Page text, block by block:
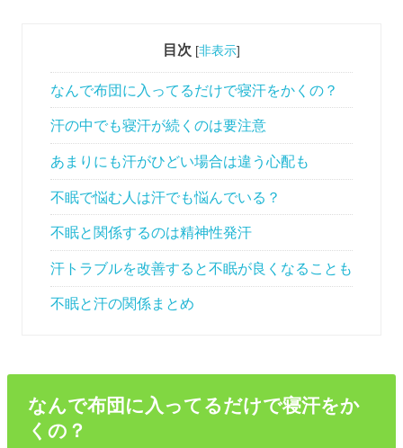
目次 [非表示]
なんで布団に入ってるだけで寝汗をかくの？
汗の中でも寝汗が続くのは要注意
あまりにも汗がひどい場合は違う心配も
不眠で悩む人は汗でも悩んでいる？
不眠と関係するのは精神性発汗
汗トラブルを改善すると不眠が良くなることも
不眠と汗の関係まとめ
なんで布団に入ってるだけで寝汗をか
くの？